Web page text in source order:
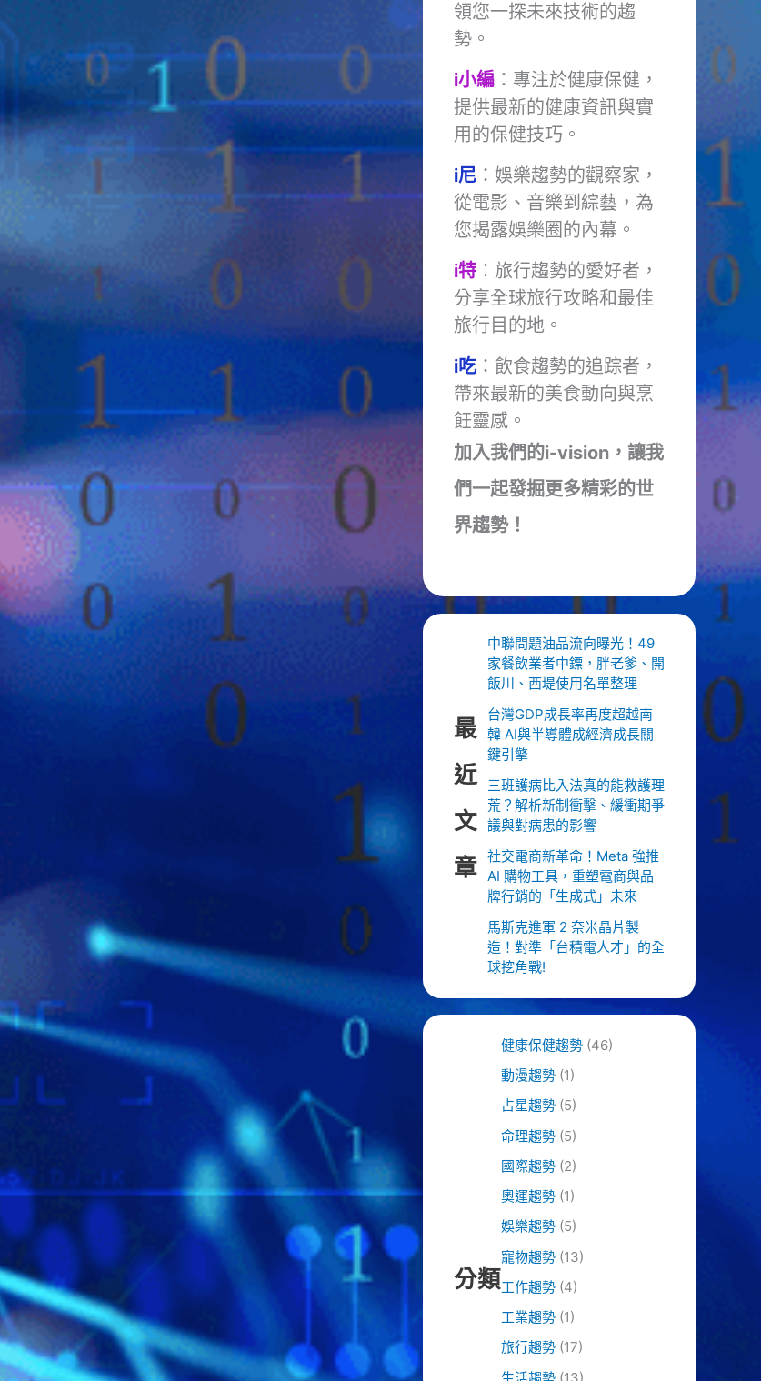
領您一探未來技術的趨
勢。
i小編：專注於健康保健，
提供最新的健康資訊與實
用的保健技巧。
i尼：娛樂趨勢的觀察家，
從電影、音樂到綜藝，為
您揭露娛樂圈的內幕。
i特：旅行趨勢的愛好者，
分享全球旅行攻略和最佳
旅行目的地。
i吃：飲食趨勢的追踪者，
帶來最新的美食動向與烹
飪靈感。
加入我們的i-vision，讓我
們一起發掘更多精彩的世
界趨勢！
最
近
文
章
中聯問題油品流向曝光！49
家餐飲業者中鏢，胖老爹、開
飯川、西堤使用名單整理
台灣GDP成長率再度超越南
韓 AI與半導體成經濟成長關
鍵引擎
三班護病比入法真的能救護理
荒？解析新制衝擊、緩衝期爭
議與對病患的影響
社交電商新革命！Meta 強推
AI 購物工具，重塑電商與品
牌行銷的「生成式」未來
馬斯克進軍 2 奈米晶片製
造！對準「台積電人才」的全
球挖角戰!
分類
健康保健趨勢(46)
動漫趨勢(1)
占星趨勢(5)
命理趨勢(5)
國際趨勢(2)
奧運趨勢(1)
娛樂趨勢(5)
寵物趨勢(13)
工作趨勢(4)
工業趨勢(1)
旅行趨勢(17)
生活趨勢(13)